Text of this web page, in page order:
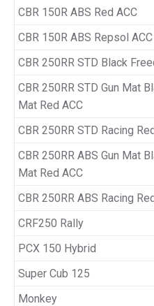
CBR 150R ABS Red ACC
CBR 150R ABS Repsol ACC
CBR 250RR STD Black
CBR 250RR STD Gun Mat
Mat Red ACC
CBR 250RR STD Racing
CBR 250RR ABS Gun Mat
Mat Red ACC
CBR 250RR ABS Racing
CRF250 Rally
PCX 150 Hybrid
Super Cub 125
Monkey